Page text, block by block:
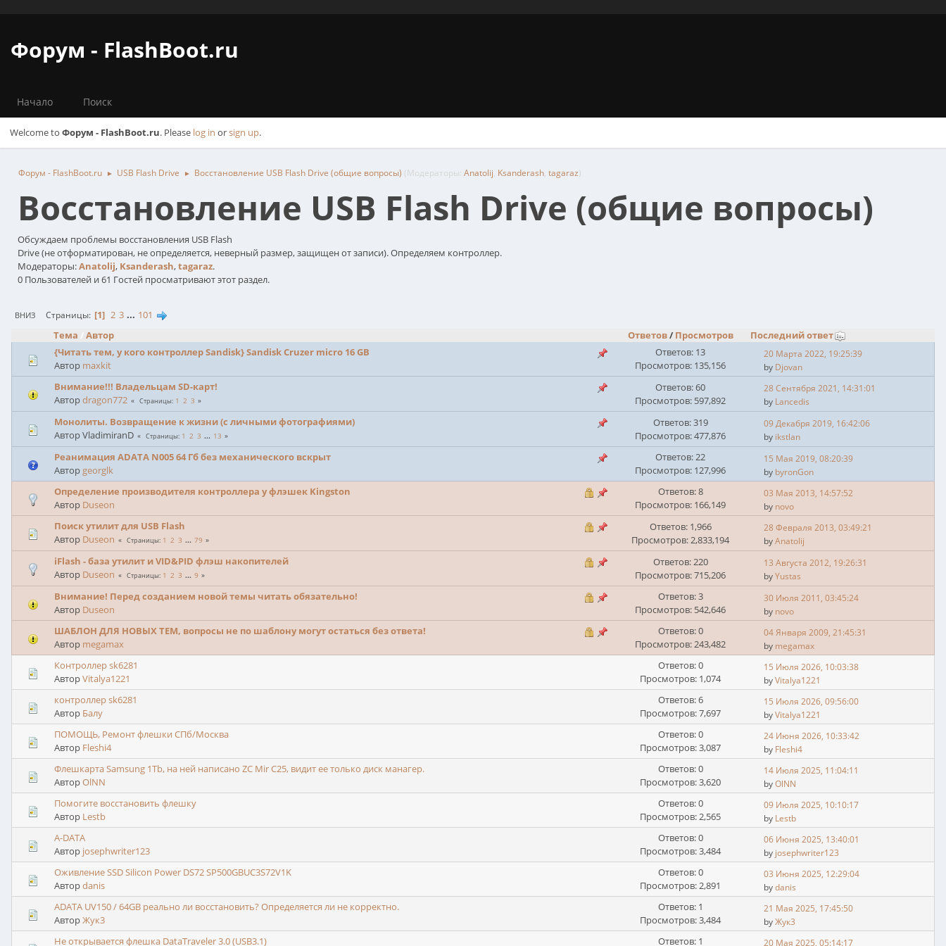
Форум - FlashBoot.ru
Начало Поиск
Welcome to Форум - FlashBoot.ru. Please log in orsign up.
Форум - FlashBoot.ru ► USB Flash Drive ► Восстановление USB Flash Drive (общие вопросы) (Модераторы: Anatolij, Ksanderash, tagaraz)
Восстановление USB Flash Drive (общие вопросы)
Обсуждаем проблемы восстановления USB Flash
Drive (не отформатирован, не определяется, неверный размер, защищен от записи). Определяем контроллер.
Модераторы:Anatolij, Ksanderash,tagaraz.
0 Пользователей и 61 Гостей просматривают этот раздел.
ВНИЗ Страницы 1 2 3 ... 101
Тема
Автор Ответов/ Просмотров
Последний ответ
{Читать тем, у кого контроллер Sandisk} Sandisk Cruzer micro 16 GB
Автор maxkit
Ответов: 13
Просмотров: 135,156
20 Марта 2022, 19:25:39
by Djovan
Внимание!!! Владельцам SD-карт!
Авторdragon772 Страницы 1 2 3
Ответов: 60
Просмотров: 597,892
28 Сентября 2021, 14:31:01
by Lancedis
Монолиты. Возвращение к жизни (с личными фотографиями)
Автор VladimiranD
Страницы 1 2 3 ... 13
Ответов: 319
Просмотров: 477,876
09 Декабря 2019, 16:42:06
by ikstlan
Реанимация ADATA N005 64 Гб без механического вскрыт
Автор georglk
Ответов: 22
Просмотров: 127,996
15 Мая 2019, 08:20:39
by byronGon
Определение производителя контроллера у флэшек Kingston
Автор Duseon
Ответов: 8
Просмотров: 166,149
03 Мая 2013, 14:57:52
by novo
Поиск утилит для USB Flash
Автор Duseon Страницы 1 2 3 ... 79
Ответов: 1,966
Просмотров: 2,833,194
28 Февраля 2013, 03:49:21
byAnatolij
iFlash - база утилит и VID&PID флэш накопителей
Автор Duseon Страницы 1 2 3 ... 9
Ответов: 220
Просмотров: 715,206
13 Августа 2012, 19:26:31
byYustas
Внимание! Перед созданием новой темы читать обязательно!
Автор Duseon
Ответов: 3
Просмотров: 542,646
30 Июля 2011, 03:45:24
by novo
ШАБЛОН ДЛЯ НОВЫХ ТЕМ, вопросы не по шаблону могут остаться без ответа!
Автор megamax
Ответов: 0
Просмотров: 243,482
04 Января 2009, 21:45:31
by megamax
Контроллер sk6281
АвторVitalya1221
Ответов: 0
Просмотров: 1,074
15 Июля 2026, 10:03:38
byVitalya1221
контроллер sk6281
Автор Балу
Ответов: 6
Просмотров: 7,697
15 Июля 2026, 09:56:00
byVitalya1221
ПОМОЩЬ, Ремонт флешки СПб/Москва
Автор Fleshi4
Ответов: 0
Просмотров: 3,087
24 Июня 2026, 10:33:42
by Fleshi4
Флешкарта Samsung 1Tb, на ней написано ZC Mir C25, видит ее только диск манагер.
АвторOlNN
Ответов: 0
Просмотров: 3,620
14 Июля 2025, 11:04:11
byOlNN
Помогите восстановить флешку
Автор Lestb
Ответов: 0
Просмотров: 2,565
09 Июля 2025, 10:10:17
by Lestb
A-DATA
Автор josephwriter123
Ответов: 0
Просмотров: 3,484
06 Июня 2025, 13:40:01
by josephwriter123
Оживление SSD Silicon Power DS72 SP500GBUC3S72V1K
Авторdanis
Ответов: 0
Просмотров: 2,891
03 Июня 2025, 12:29:04
bydanis
ADATA UV150 / 64GB реально ли восстановить? Определяется ли не корректно.
АвторЖук3
Ответов: 1
Просмотров: 3,484
21 Мая 2025, 17:45:50
byЖук3
Не открывается флешка DataTraveler 3.0 (USB3.1)
Ответов: 1
20 Мая 2025, 05:14:17